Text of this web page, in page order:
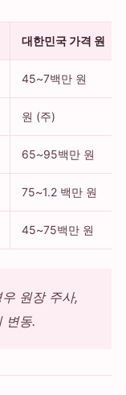
대한민국 가격 원
45~7백만 원
원 (주)
65~95백만 원
75~1.2 백만 원
45~75백만 원
원장 주사,
변동.